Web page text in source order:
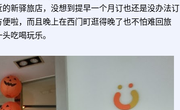
新驿旅店，没想到提早一个月订也还是没办法订
啦，而且晚上在西门町逛得晚了也不怕难回旅
吃喝玩乐。